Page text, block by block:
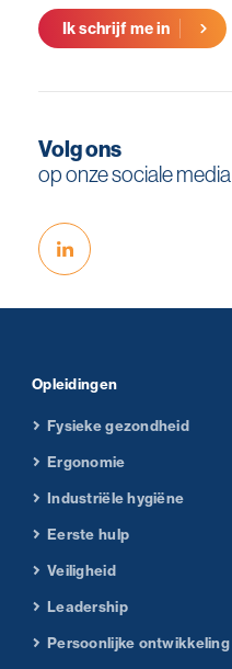
Ik schrijf me in
Volg ons
op onze sociale media
Opleidingen
Fysieke gezondheid
Ergonomie
Industriële hygiëne
Eerste hulp
Veiligheid
Leadership
Persoonlijke ontwikkeling